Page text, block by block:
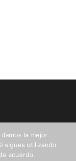
la mejor
sigues utilizando
acuerdo.